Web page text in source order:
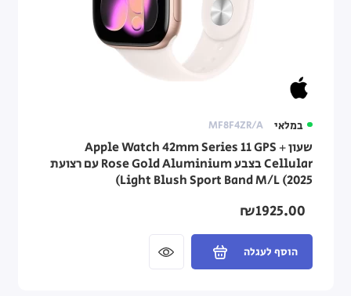
במלאי MF8F4ZR/A
שעון Apple Watch 42mm Series 11 GPS +
Cellular בצבע Rose Gold Aluminium עם רצועת
Light Blush Sport Band M/L (2025)
₪1925.00
הוסף לעגלה